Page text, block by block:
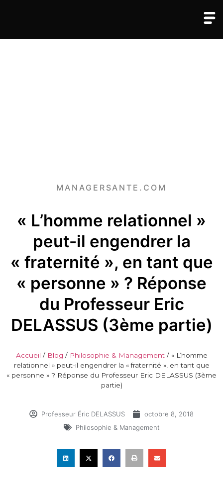
MANAGERSANTE.COM
« L’homme relationnel »
peut-il engendrer la
« fraternité », en tant que
« personne » ? Réponse
du Professeur Eric
DELASSUS (3ème partie)
Accueil / Blog / Philosophie & Management/ « L’homme
relationnel » peut-il engendrer la « fraternité », en tant que
« personne » ? Réponse du Professeur Eric DELASSUS (3ème
partie)
Professeur Éric DELASSUS
octobre 8, 2018
Philosophie & Management